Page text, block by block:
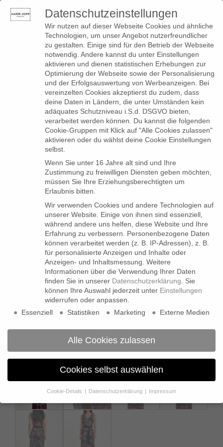
Toggle
Datenschutzeinstellungen
Wir nutzen auf dieser Webseite Cookies und ähnliche
Technologien, um unser Angebot nutzerfreundlicher
zu gestalten. Einige sind für den Betrieb der Webseite
notwendig. Andere kannst du unter Einstellungen
aktivieren und dienen statistischen Erhebungen zur
Optimierung der Webseite sowie der Personalisierung
und der Erfolgsauswertung von Werbeanzeigen. Bei
vereinzelten Cookies akzeptierst du zudem, dass
deine Daten in Ländern, die unter Umständen kein
adäquates Schutzniveau i.S.d. DSGVO bieten,
verarbeitet werden können. Du kannst die folgenden
Cookie-Gruppen mit Klick auf "Alle Cookies zulassen"
aktivieren oder du wählst deine Cookie Einstellungen
selbst.
Wenn Sie unter 16 Jahre alt sind und Ihre
Zustimmung zu freiwilligen Diensten geben möchten,
müssen Sie Ihre Erziehungsberechtigten um
Erlaubnis bitten.
Wir verwenden Cookies und andere Technologien auf
unserer Website. Einige von ihnen sind essenziell,
während andere uns helfen, diese Website und Ihre
Erfahrung zu verbessern.
Personenbezogene Daten
können verarbeitet werden (z. B. IP-Adressen), z. B.
für personalisierte Anzeigen und Inhalte oder
Anzeigen- und Inhaltsmessung. Weitere
Informationen über die Verwendung Ihrer Daten
finden Sie in unserer Datenschutzerklärung
Sie
können Ihre Auswahl jederzeit unter Einstellungen
widerrufen oder anpassen.
Essenziell
Statistiken Marketing Externe Medien
Alle Cookies zulassen
Cookies selbst auswählen
Cookie-Details Datenschutzerklärung Impressum
Datenschutzeinstellungen
Wenn Sie unter 16 Jahre alt sind und Ihre Zustimmung zu
freiwilligen Diensten geben möchten, müssen Sie Ihre
Erziehungsberechtigten um Erlaubnis bitten.